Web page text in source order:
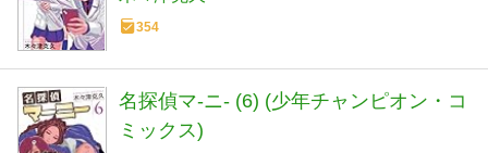
354
名探偵マ-ニ- (6) (少年チャンピオン・コ
ミックス)